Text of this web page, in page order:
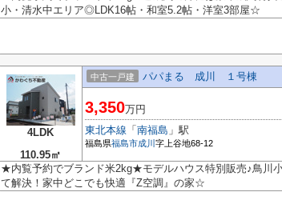
小・清水中エリア◎LDK16帖・和室5.2帖・洋室3部屋☆
4LDK
110.95㎡
中古一戸建 パパまる 成川 １号棟
3,350万円
東北本線 「 南福島 」駅
福島県福島市成川 字上谷地68-12
★内覧予約でブランド米2kg★モデルハウス特別販売♪鳥川
て解決！家中どこでも快適『Z空調』の家☆